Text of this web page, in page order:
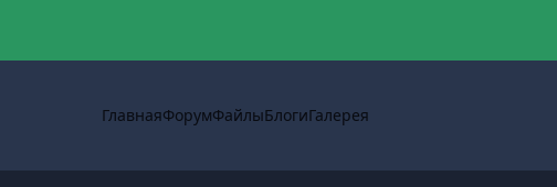
ГлавнаяФорумФайлыБлогиГалерея